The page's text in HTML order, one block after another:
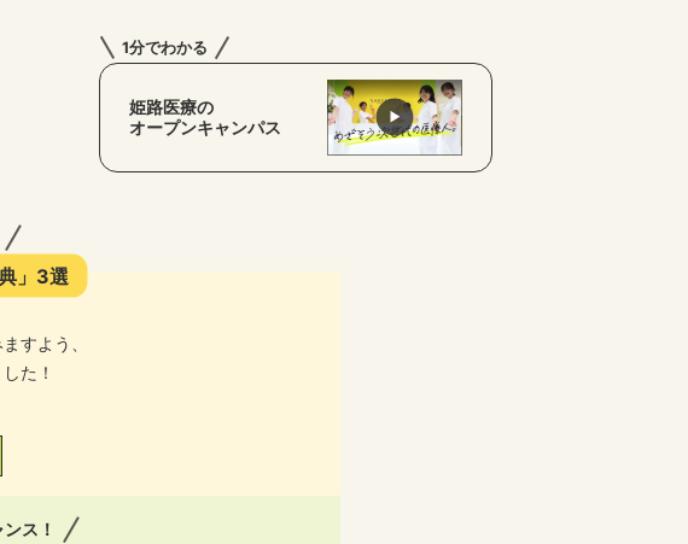
1分でわかる
姫路医療の
オープンキャンパス
」3選
すよう、
た！
ス！